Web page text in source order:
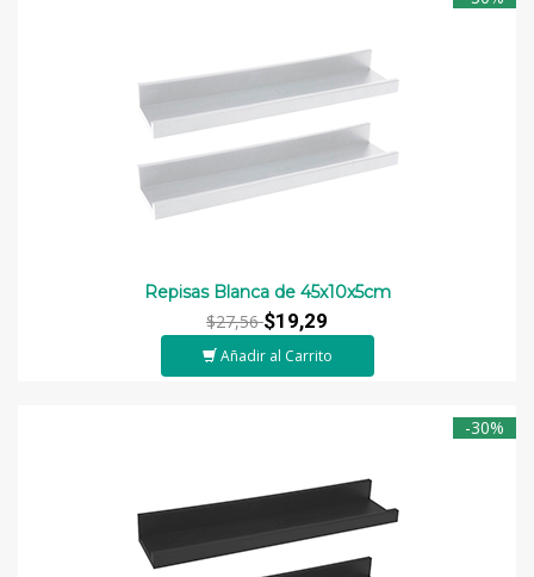
Repisas Blanca de 45x10x5cm
$27,56$19,29
Añadir al Carrito
-30%